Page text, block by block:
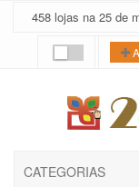
458 lojas na 25 de
CATEGORIAS